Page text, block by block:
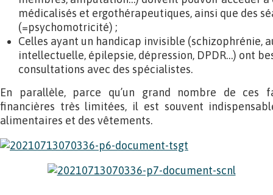
médicalisés et ergothérapeutiques, ainsi que des
(=psychomotricité) ;
Celles ayant un handicap invisible (schizophrénie,
intellectuelle, épilepsie, dépression, DPDR…) ont
consultations avec des spécialistes.
En parallèle, parce qu’un grand nombre de ces
financières très limitées, il est souvent
alimentaires et des vêtements.